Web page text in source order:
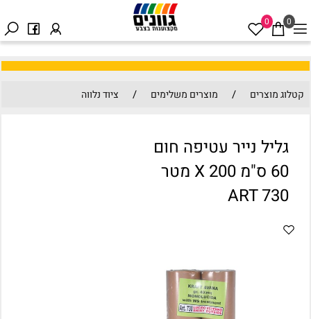
0
0
קטלוג מוצרים / מוצרים משלימים / ציוד נלווה
גליל נייר עטיפה חום
60 ס"מ X 200 מטר
ART 730